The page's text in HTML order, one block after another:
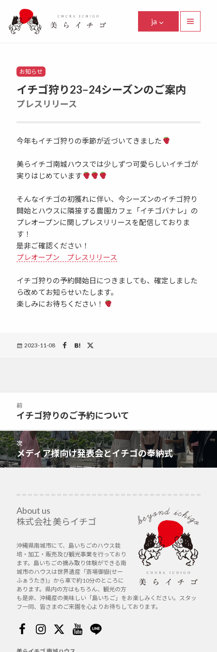
美らイチゴ
ja
Categories
お知らせ
イチゴ狩り23−24シーズンのご案内
プレスリリース
今年もイチゴ狩りの季節が近づいてきました
美らイチゴ南城ハウスでは少しずつ可愛らしいイチゴが
実りはじめています
そんなイチゴの初獲れに伴い、今シーズンのイチゴ狩り
開始とハウスに隣接する農園カフェ「イチゴバナレ」の
プレオープンに関しプレスリリースを配信しておりま
す！
是非ご確認ください！
プレオープン プレスリリース
イチゴ狩りの予約開始日につきましても、確定しました
ら改めてお知らせいたします。
楽しみにお待ちください！
Posted
2023-11-08
ビ
ゲ
ー
シ
前
前
投
稿:
イチゴ狩りのご予約について
次
次
の
メディア様向け発表会とイチゴの奉納式
About us
株式会社 美らイチゴ
沖縄県南城市にて、島いちごのハウス栽
培・加工・販売及び観光事業を行っており
ます。島いちごの摘み取り体験ができる南
城市のハウスは世界遺産「斎場御嶽(せー
ふぁうたき)」から車で約10分のところに
あります。県内の方はもちろん、観光の方
も是非、沖縄産の美味しい「島いちご」をお楽しみください。スタッ
フ一同、皆さまのご来園を心よりお待ちしております。
Facebook
Instagram
Twitter
Youtube
Line